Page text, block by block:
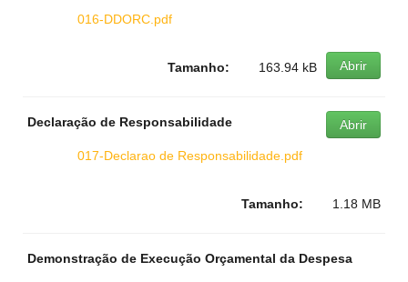
016-DDORC.pdf
Abrir
Tamanho: 163.94 kB
Declaração de Responsabilidade
017-Declarao de Responsabilidade.pdf
Abrir
Tamanho: 1.18 MB
Demonstração de Execução Orçamental da Despesa